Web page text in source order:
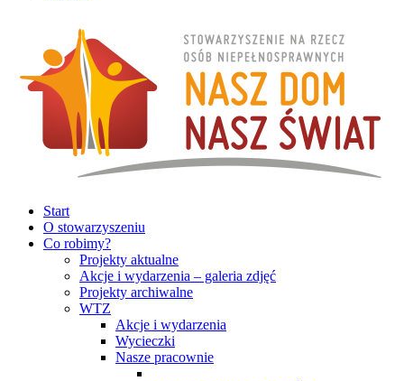
Start
O stowarzyszeniu
Co robimy?
Projekty aktualne
Akcje i wydarzenia – galeria zdjęć
Projekty archiwalne
WTZ
Akcje i wydarzenia
Wycieczki
Nasze pracownie